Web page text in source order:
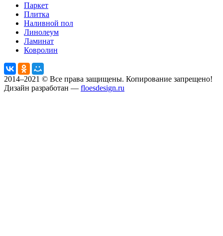
Паркет
Плитка
Наливной пол
Линолеум
Ламинат
Ковролин
2014–2021 © Все права защищены. Копирование запрещено!
Дизайн разработан — floesdesign.ru